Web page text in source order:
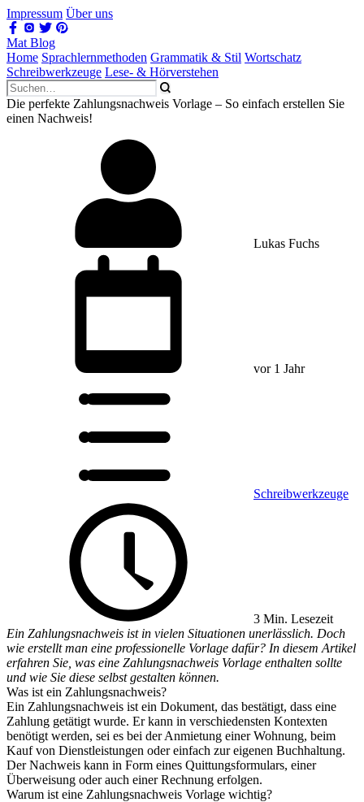
Impressum Über uns
Mat Blog
Home Sprachlernmethoden Grammatik & Stil Wortschatz
Schreibwerkzeuge Lese- & Hörverstehen
Die perfekte Zahlungsnachweis Vorlage – So einfach erstellen Sie
einen Nachweis!
Lukas Fuchs
vor 1 Jahr
Schreibwerkzeuge
3 Min. Lesezeit
Ein Zahlungsnachweis ist in vielen Situationen unerlässlich. Doch
wie erstellt man eine professionelle Vorlage dafür? In diesem Artikel
erfahren Sie, was eine Zahlungsnachweis Vorlage enthalten sollte
und wie Sie diese selbst gestalten können.
Was ist ein Zahlungsnachweis?
Ein Zahlungsnachweis ist ein Dokument, das bestätigt, dass eine
Zahlung getätigt wurde. Er kann in verschiedensten Kontexten
benötigt werden, sei es bei der Anmietung einer Wohnung, beim
Kauf von Dienstleistungen oder einfach zur eigenen Buchhaltung.
Der Nachweis kann in Form eines Quittungsformulars, einer
Überweisung oder auch einer Rechnung erfolgen.
Warum ist eine Zahlungsnachweis Vorlage wichtig?